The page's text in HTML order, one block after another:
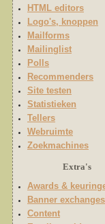
HTML editors
Logo's, knoppen
Mailforms
Mailinglist
Polls
Recommenders
Site testen
Statistieken
Tellers
Webruimte
Zoekmachines
Extra's
Awards &
Banner exchanges
Content